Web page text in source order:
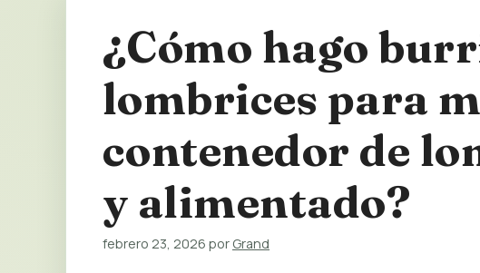
¿Cómo hago
lombrices para
contenedor de
y alimentado?
febrero 23, 2026 por Grand